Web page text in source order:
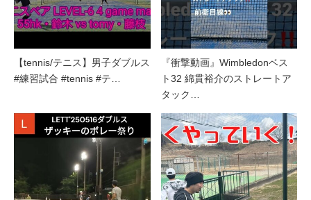
【tennis/テニス】男子ダブルス
#練習試合 #tennis #テ…
『衝撃動画』Wimbledonベス
ト32 綿貫裕介のストレートア
タック…